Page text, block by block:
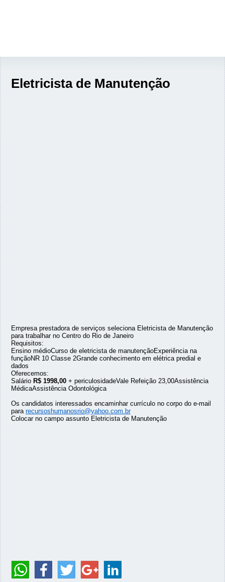
Eletricista de Manutenção
Empresa prestadora de serviços seleciona Eletricista de Manutenção
para trabalhar no Centro do Rio de Janeiro
Requisitos:
Ensino médioCurso de eletricista de manutençãoExperiência na
funçãoNR 10 Classe 2Grande conhecimento em elétrica predial e
dados
Oferecemos:
Salário R$ 1998,00 + periculosidadeVale Refeição 23,00Assistência
MédicaAssistência Odontológica
Os candidatos interessados encaminhar currículo no corpo do e-mail
para recursoshumanosrio@yahoo.com.br
Colocar no campo assunto Eletricista de Manutenção